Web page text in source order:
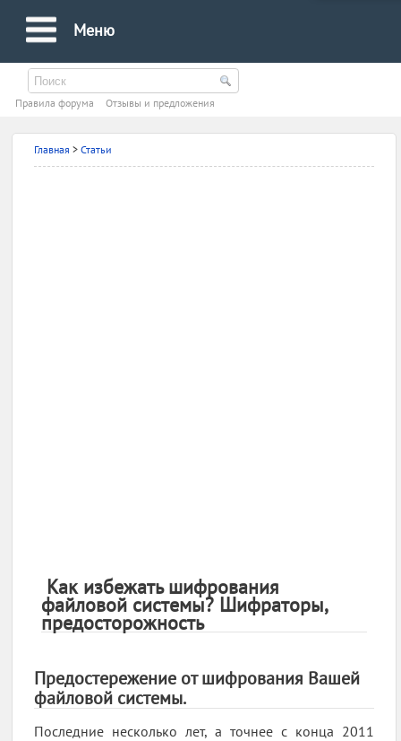
Меню
Правила форума Oтзывы и предложения
Главная>Статьи
Как избежать шифрования
файловой системы? Шифраторы,
предосторожность
Предостережение от шифрования Вашей
файловой системы.
Последние несколько лет, а точнее с конца 2011